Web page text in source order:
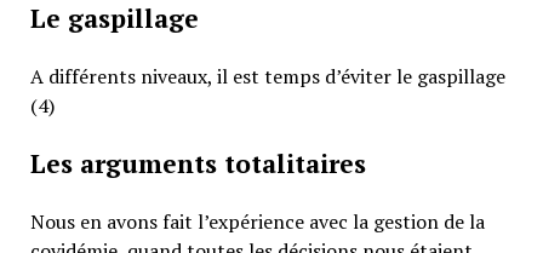
Le gaspillage
A différents niveaux, il est temps d’éviter le gaspillage
(4)
Les arguments totalitaires
Nous en avons fait l’expérience avec la gestion de la